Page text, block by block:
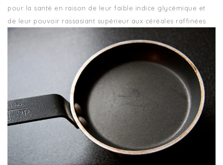
pour la santé en raison de leur faible indice glycémique et
de leur pouvoir rassasiant supérieur aux céréales raffinées.